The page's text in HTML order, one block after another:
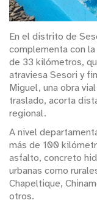
En el distrito de
complementa con
de 33 kilómetros,
atraviesa Sesori y
Miguel, una obra
traslado, acorta
regional.
A nivel
más de 100
asfalto, concreto
urbanas como
Chapeltique,
otros.